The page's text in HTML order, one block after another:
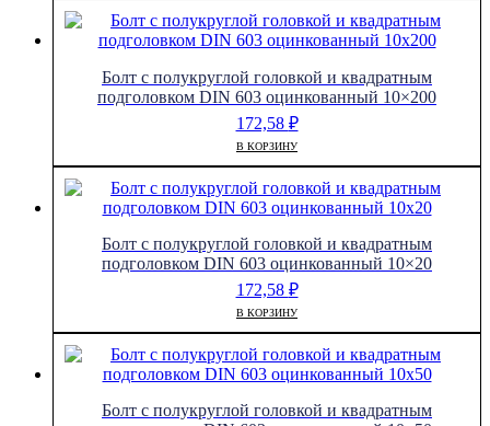
Болт с полукруглой головкой и квадратным
подголовком DIN 603 оцинкованный 10×200
172,58 ₽
В КОРЗИНУ
Болт с полукруглой головкой и квадратным
подголовком DIN 603 оцинкованный 10×20
172,58 ₽
В КОРЗИНУ
Болт с полукруглой головкой и квадратным